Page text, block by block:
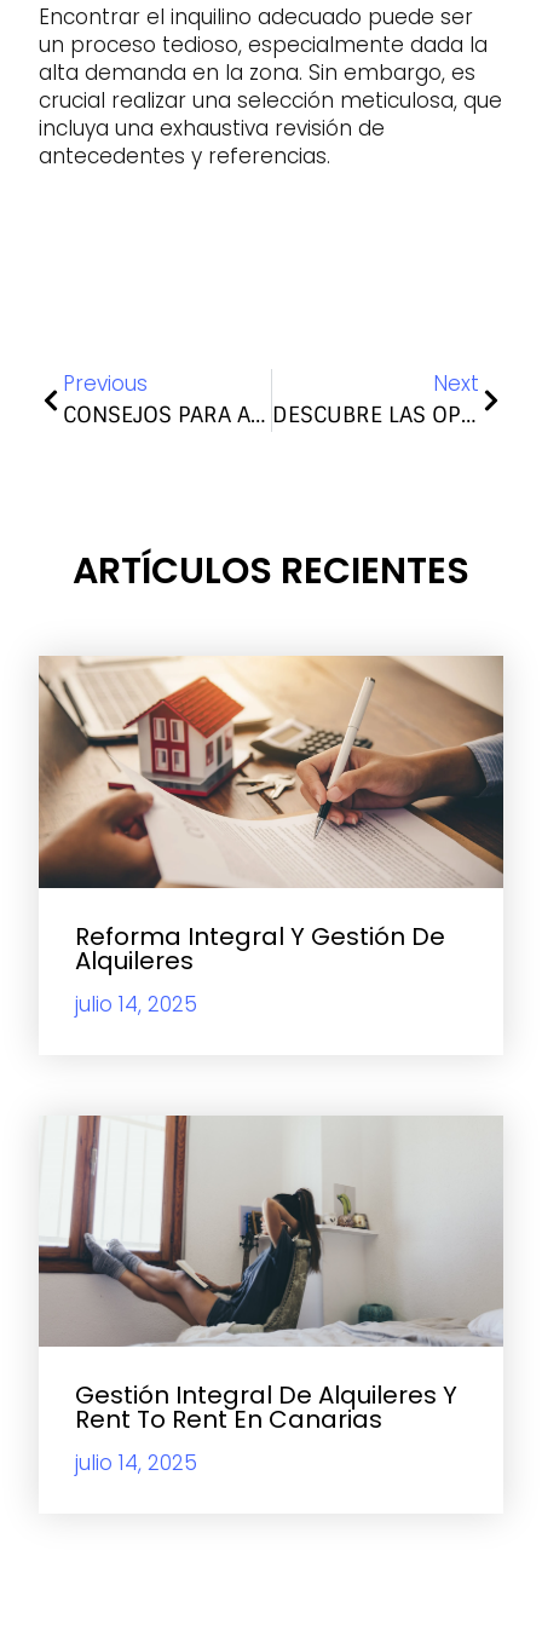
Encontrar el inquilino adecuado puede ser
un proceso tedioso, especialmente dada la
alta demanda en la zona. Sin embargo, es
crucial realizar una selección meticulosa, que
incluya una exhaustiva revisión de
antecedentes y referencias.
Previous
CONSEJOS PARA ALQUILAR TU PISO DE FORMA SEGURA
Next
DESCUBRE LAS OPORTUNIDADES DE ALQUILERES EN GRAN CANARIA
ARTÍCULOS RECIENTES
Reforma Integral Y Gestión De
Alquileres
julio 14, 2025
Gestión Integral De Alquileres Y
Rent To Rent En Canarias
julio 14, 2025